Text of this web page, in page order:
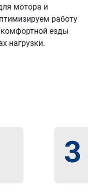
мотора и
работу
езды
нагрузки.
3